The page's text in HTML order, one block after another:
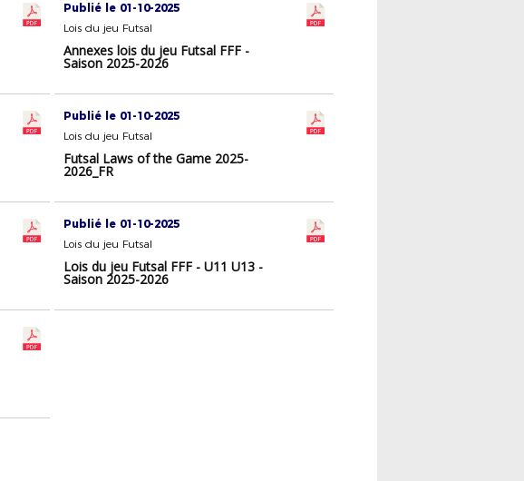
Publié le 01-10-2025
Lois du jeu Futsal
Annexes lois du jeu Futsal FFF -
Saison 2025-2026
Publié le 01-10-2025
Lois du jeu Futsal
Futsal Laws of the Game 2025-
2026_FR
Publié le 01-10-2025
Lois du jeu Futsal
Lois du jeu Futsal FFF - U11 U13 -
Saison 2025-2026